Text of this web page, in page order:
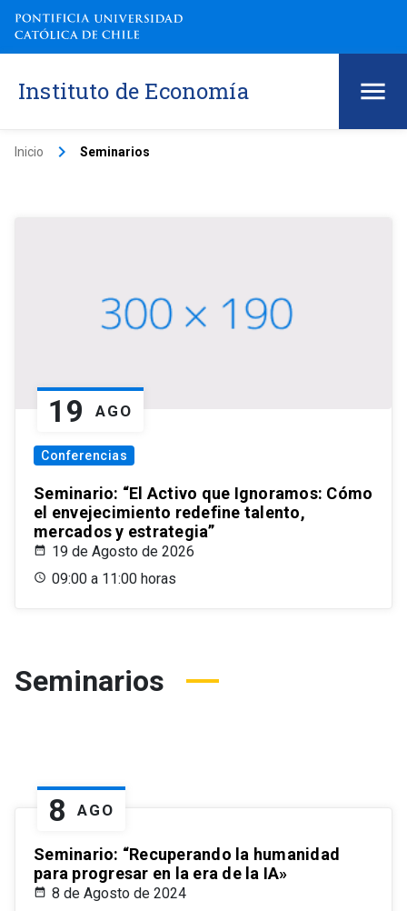
Instituto de Economía
Inicio keyboard_arrow_right Seminarios
19 AGO
Conferencias
Seminario: “El Activo que Ignoramos: Cómo
el envejecimiento redefine talento,
mercados y estrategia”
19 de Agosto de 2026
09:00 a 11:00 horas
Seminarios
8 AGO
Seminario: “Recuperando la humanidad
para progresar en la era de la IA»
8 de Agosto de 2024